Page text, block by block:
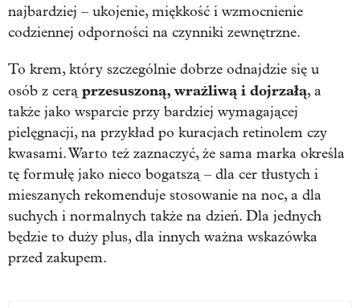
najbardziej – ukojenie, miękkość i wzmocnienie
codziennej odporności na czynniki zewnętrzne.
To krem, który szczególnie dobrze odnajdzie się u
osób z cerą przesuszoną, wrażliwą i dojrzałą, a
także jako wsparcie przy bardziej wymagającej
pielęgnacji, na przykład po kuracjach retinolem czy
kwasami. Warto też zaznaczyć, że sama marka określa
tę formułę jako nieco bogatszą – dla cer tłustych i
mieszanych rekomenduje stosowanie na noc, a dla
suchych i normalnych także na dzień. Dla jednych
będzie to duży plus, dla innych ważna wskazówka
przed zakupem.